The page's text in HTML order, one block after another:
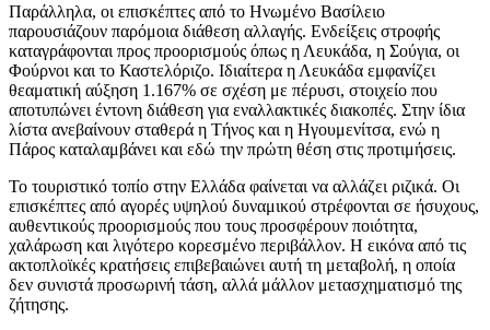
Παράλληλα, οι επισκέπτες από το Ηνωμένο Βασίλειο
παρουσιάζουν παρόμοια διάθεση αλλαγής. Ενδείξεις στροφής
καταγράφονται προς προορισμούς όπως η Λευκάδα, η Σούγια, οι
Φούρνοι και το Καστελόριζο. Ιδιαίτερα η Λευκάδα εμφανίζει
θεαματική αύξηση 1.167% σε σχέση με πέρυσι, στοιχείο που
αποτυπώνει έντονη διάθεση για εναλλακτικές διακοπές. Στην ίδια
λίστα ανεβαίνουν σταθερά η Τήνος και η Ηγουμενίτσα, ενώ η
Πάρος καταλαμβάνει και εδώ την πρώτη θέση στις προτιμήσεις.
Το τουριστικό τοπίο στην Ελλάδα φαίνεται να αλλάζει ριζικά. Οι
επισκέπτες από αγορές υψηλού δυναμικού στρέφονται σε ήσυχους,
αυθεντικούς προορισμούς που τους προσφέρουν ποιότητα,
χαλάρωση και λιγότερο κορεσμένο περιβάλλον. Η εικόνα από τις
ακτοπλοϊκές κρατήσεις επιβεβαιώνει αυτή τη μεταβολή, η οποία
δεν συνιστά προσωρινή τάση, αλλά μάλλον μετασχηματισμό της
ζήτησης.